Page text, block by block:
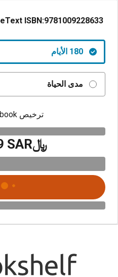
eText ISBN:9781009228633
180 الأيام
مدى الحياة
ترخيص eTextbook
﷼‎103.59 SAR